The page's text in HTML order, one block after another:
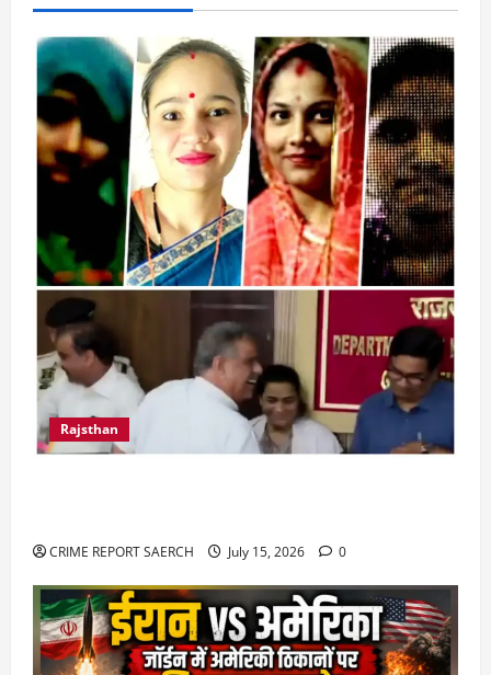
Rajsthan
CRIME REPORT SAERCH July 15, 2026 0